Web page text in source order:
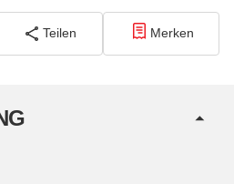
Teilen Merken